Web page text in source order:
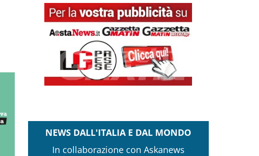
NEWS DALL'ITALIA E DAL MONDO
In collaborazione con Askanews